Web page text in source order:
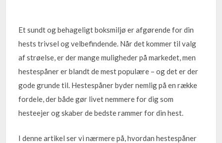
Et sundt og behageligt boksmiljø er afgørende for din
hests trivsel og velbefindende. Når det kommer til valg
af strøelse, er der mange muligheder på markedet, men
hestespåner er blandt de mest populære – og det er der
gode grunde til. Hestespåner byder nemlig på en række
fordele, der både gør livet nemmere for dig som
hesteejer og skaber de bedste rammer for din hest.
I denne artikel ser vi nærmere på, hvordan hestespåner